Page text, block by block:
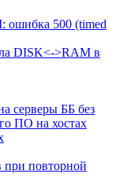
ошибка 500 (timed
DISK<->RAM в
серверы ББ без
ПО на хостах
при повторной